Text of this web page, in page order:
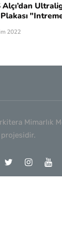
Alçı’dan
Plakası
2022
Mimarlık
projesidir.